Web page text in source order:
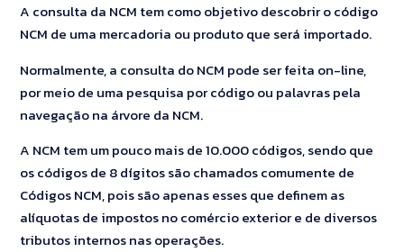
A consulta da NCM tem como objetivo descobrir o código
NCM de uma mercadoria ou produto que será importado.
Normalmente, a consulta do NCM pode ser feita on-line,
por meio de uma pesquisa por código ou palavras pela
navegação na árvore da NCM.
A NCM tem um pouco mais de 10.000 códigos, sendo que
os códigos de 8 dígitos são chamados comumente de
Códigos NCM, pois são apenas esses que definem as
alíquotas de impostos no comércio exterior e de diversos
tributos internos nas operações.